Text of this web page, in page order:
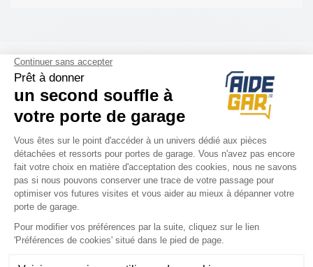
COMPATIBILITÉ
LTE 40
LPU 40
EPU 40